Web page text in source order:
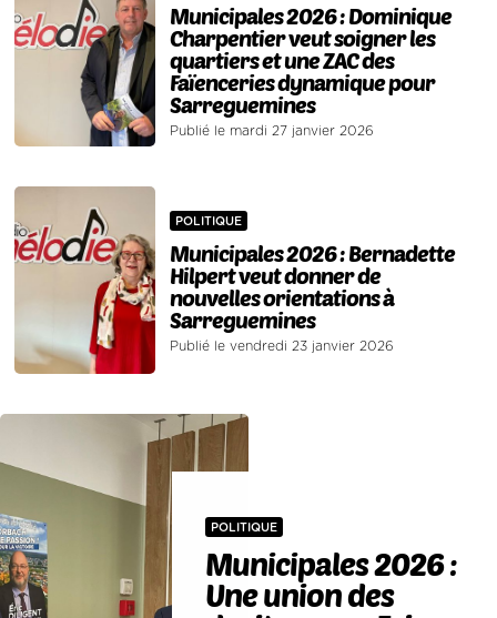
Municipales 2026 : Dominique
Charpentier veut soigner les
quartiers et une ZAC des
Faïenceries dynamique pour
Sarreguemines
Publié le mardi 27 janvier 2026
POLITIQUE
Municipales 2026 : Bernadette
Hilpert veut donner de
nouvelles orientations à
Sarreguemines
Publié le vendredi 23 janvier 2026
POLITIQUE
Municipales 2026 :
Une union des